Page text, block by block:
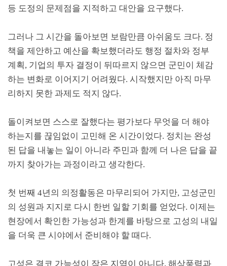
등 도정의 문제점을 지적하고 대안을 요구했다.
그러나 그 시간을 돌아보면 보람만큼 아쉬움도 크다. 정
책을 제안하고 예산을 확보했더라도 행정 절차와 정부
계획, 기업의 투자 결정이 뒤따르지 않으면 군민이 체감
하는 변화로 이어지기 어려웠다. 시작했지만 아직 마무
리하지 못한 과제도 적지 않다.
돌이켜보면 스스로 잘했다는 평가보다 무엇을 더 해야
하는지를 끊임없이 고민해 온 시간이었다. 정치는 완성
된 답을 내놓는 일이 아니라 주민과 함께 더 나은 답을 끝
까지 찾아가는 과정이라고 생각한다.
첫 번째 4년의 의정활동은 마무리되어 가지만, 고성군민
의 성원과 지지로 다시 한번 일할 기회를 얻었다. 이제는
현장에서 확인한 가능성과 한계를 바탕으로 고성의 내일
을 더욱 큰 시야에서 준비해야 할 때다.
고성은 결코 가능성이 작은 지역이 아니다. 해상풍력과